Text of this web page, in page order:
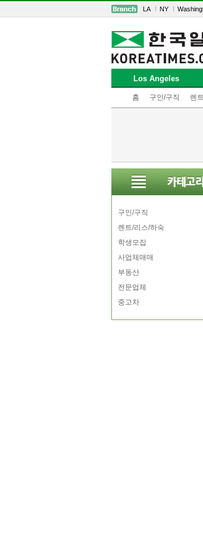
LA NY
Los Angeles
홈 구인/구직 렌
구인/구직
렌트/리스/하숙
학생모집
사업체매매
부동산
전문업체
중고차